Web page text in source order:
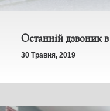
Останній дзвоник
30 Травня, 2019